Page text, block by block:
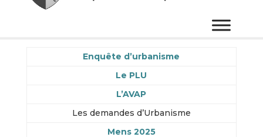
Enquête d’urbanisme
Le PLU
L’AVAP
Les demandes d’Urbanisme
Mens 2025